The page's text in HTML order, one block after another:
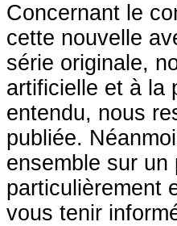
Concernant le
cette nouvelle
série originale,
artificielle et à la
entendu, nous
publiée.
ensemble sur
particulièrement
vous tenir